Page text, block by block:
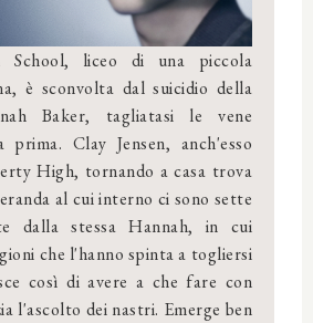
liceo di una piccola
è sconvolta dal suicidio della
Baker, tagliatasi le vene
prima. Clay Jensen, anch'esso
High, tornando a casa trova
al cui interno ci sono sette
dalla stessa Hannah, in cui
che l'hanno spinta a togliersi
così di avere a che fare con
l'ascolto dei nastri. Emerge ben